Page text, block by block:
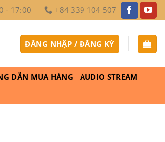
- 17:00 +84 339 104 507
ĐĂNG NHẬP / ĐĂNG KÝ
DẪN MUA HÀNG
AUDIO STREAM